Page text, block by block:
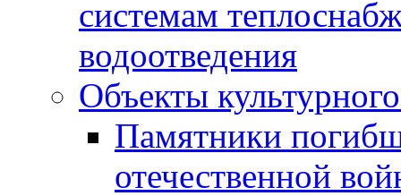
системам
водоотведения
Объекты
Памятники
отечественной